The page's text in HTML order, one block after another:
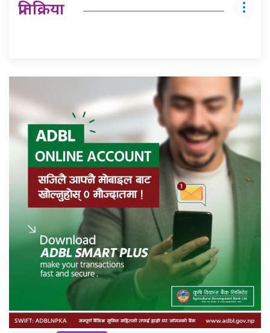
प्रतिक्रिया